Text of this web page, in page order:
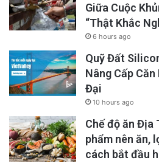
Giữa Cuộc
“Thật Khắc
6 hours ago
Quỹ Đất
Nâng Cấp
Đại
10 hours ago
Chế độ ăn Địa
phẩm nên ăn,
cách bắt đầu